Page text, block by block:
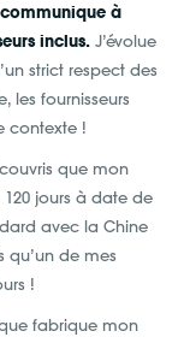
à
inclus. J’évolue
strict respect des
les fournisseurs
contexte !
que mon
jours à date de
avec la Chine
qu’un de mes
!
fabrique mon